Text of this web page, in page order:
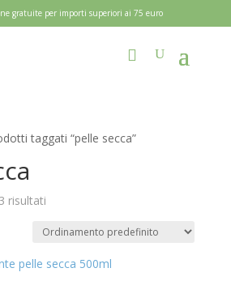
gratuite per importi superiori ai 75 euro
taggati “pelle secca”
risultati